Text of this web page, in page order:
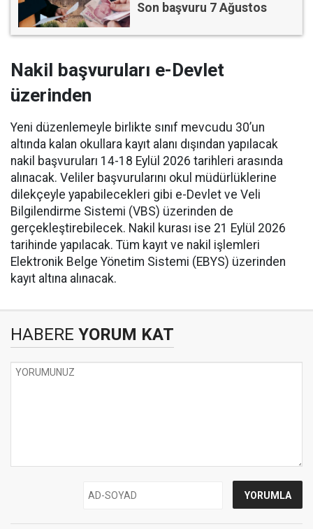
Son başvuru 7 Ağustos
Nakil başvuruları e-Devlet
üzerinden
Yeni düzenlemeyle birlikte sınıf mevcudu 30’un
altında kalan okullara kayıt alanı dışından yapılacak
nakil başvuruları 14-18 Eylül 2026 tarihleri arasında
alınacak. Veliler başvurularını okul müdürlüklerine
dilekçeyle yapabilecekleri gibi e-Devlet ve Veli
Bilgilendirme Sistemi (VBS) üzerinden de
gerçekleştirebilecek. Nakil kurası ise 21 Eylül 2026
tarihinde yapılacak. Tüm kayıt ve nakil işlemleri
Elektronik Belge Yönetim Sistemi (EBYS) üzerinden
kayıt altına alınacak.
HABERE YORUM KAT